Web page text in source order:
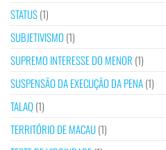
STATUS(1)
SUBJETIVISMO (1)
SUPREMO INTERESSE DO MENOR (1)
SUSPENSÃO DA EXECUÇÃO DA PENA(1)
TALAQ(1)
TERRITÓRIO DE MACAU(1)